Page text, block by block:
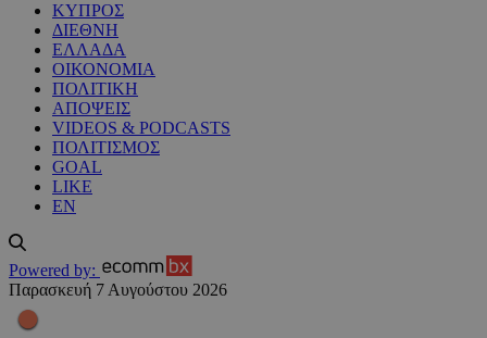
ΚΥΠΡΟΣ
ΔΙΕΘΝΗ
ΕΛΛΑΔΑ
ΟΙΚΟΝΟΜΙΑ
ΠΟΛΙΤΙΚΗ
ΑΠΟΨΕΙΣ
VIDEOS & PODCASTS
ΠΟΛΙΤΙΣΜΟΣ
GOAL
LIKE
EN
Powered by:
Παρασκευή 7 Αυγούστου 2026